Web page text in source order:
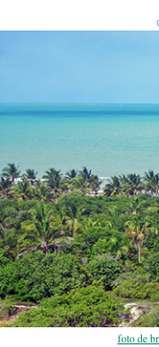
foto de